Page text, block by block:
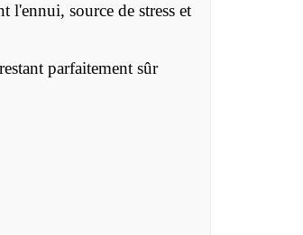
l'ennui, source de stress et
parfaitement sûr